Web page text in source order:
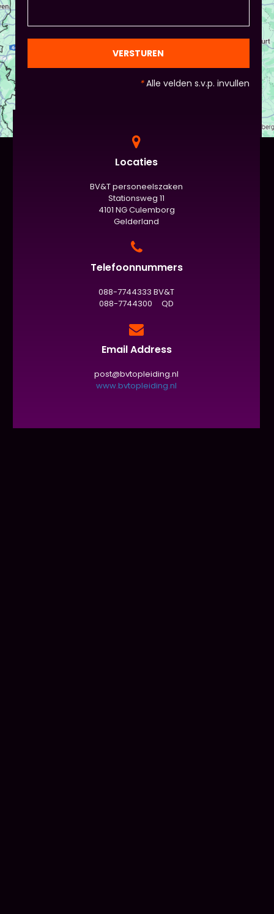
en die van Piet en vervolgens de deelnemers:
gezien de eindpresentaties van 5 minuten de
officiële/vaste werkvorm zijn. Voor beginners is het
evaluatieformulier niet :)
VERSTUREN
*Alle velden s.v.p. invullen
Locaties
BV&T personeelszaken
Stationsweg 11
4101 NG Culemborg
Gelderland
Telefoonnummers
088-7744333 BV&T
088-7744300 QD
Email Address
post@bvtopleiding.nl
www.bvtopleiding.nl